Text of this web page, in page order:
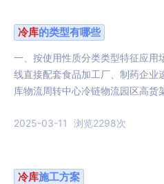
冷库的类型有哪些
一、按使用性质分类类型特征应用
线直接配套食品加工厂、制药企业
库物流周转中心冷链物流园区高货
2025-03-11 浏览2298次
冷库施工方案